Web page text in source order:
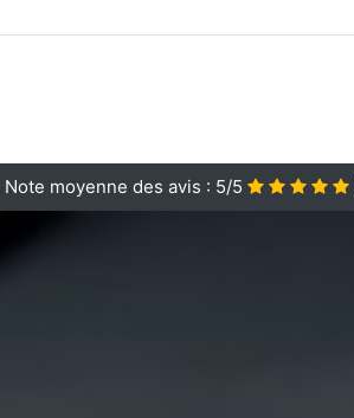
Note moyenne des avis : 5/5